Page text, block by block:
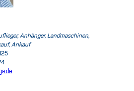
Anhänger, Landmaschinen,
Ankauf